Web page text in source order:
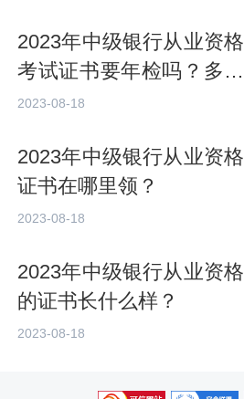
2023年中级银行从业资格
考试证书要年检吗？多久
年检一次？
2023-08-18
2023年中级银行从业资格
证书在哪里领？
2023-08-18
2023年中级银行从业资格
的证书长什么样？
2023-08-18